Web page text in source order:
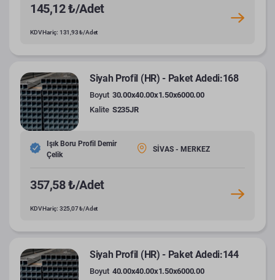
145,12 ₺/Adet
KDV Hariç: 131,93 ₺/Adet
Siyah Profil (HR) - Paket Adedi:168
Boyut 30.00x40.00x1.50x6000.00
Kalite S235JR
Işık Boru Profil Demir
Çelik
SİVAS - MERKEZ
357,58 ₺/Adet
KDV Hariç: 325,07 ₺/Adet
Siyah Profil (HR) - Paket Adedi:144
Boyut 40.00x40.00x1.50x6000.00